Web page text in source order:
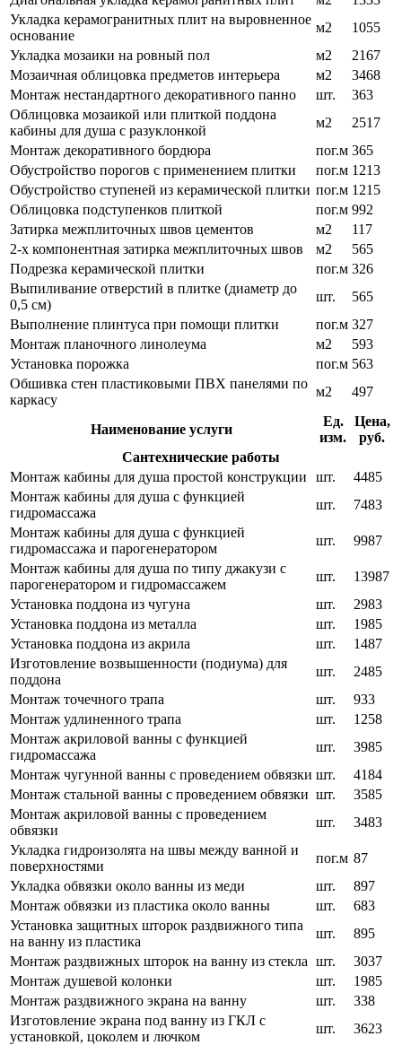
Укладка керамогранитных плит на выровненное
основание
м2
1055
Укладка мозаики на ровный пол
м2
2167
Мозаичная облицовка предметов интерьера
м2
3468
Монтаж нестандартного декоративного панно
шт.
363
Облицовка мозаикой или плиткой поддона
кабины для душа с разуклонкой
м2
2517
Монтаж декоративного бордюра
пог.м 365
Обустройство порогов с применением плитки
пог.м 1213
Обустройство ступеней из керамической плитки пог.м 1215
Облицовка подступенков плиткой
пог.м 992
Затирка межплиточных швов цементов
м2
117
2-х компонентная затирка межплиточных швов
м2
565
Подрезка керамической плитки
пог.м 326
Выпиливание отверстий в плитке (диаметр до
0,5 см)
шт.
565
Выполнение плинтуса при помощи плитки
пог.м 327
Монтаж планочного линолеума
м2
593
Установка порожка
пог.м 563
Обшивка стен пластиковыми ПВХ панелями по
каркасу
м2 497
Наименование услуги
Ед.
изм.
Цена,
руб.
Сантехнические работы
Монтаж кабины для душа простой конструкции
шт.
4485
Монтаж кабины для душа с функцией
гидромассажа
шт.
7483
Монтаж кабины для душа с функцией
гидромассажа и парогенератором
шт.
9987
Монтаж кабины для душа по типу джакузи с
парогенератором и гидромассажем
шт.
13987
Установка поддона из чугуна
шт.
2983
Установка поддона из металла
шт.
1985
Установка поддона из акрила
шт.
1487
Изготовление возвышенности (подиума) для
поддона
шт.
2485
Монтаж точечного трапа
шт.
933
Монтаж удлиненного трапа
шт.
1258
Монтаж акриловой ванны с функцией
гидромассажа
шт.
3985
Монтаж чугунной ванны с проведением обвязки шт.
4184
Монтаж стальной ванны с проведением обвязки шт.
3585
Монтаж акриловой ванны с проведением
обвязки
шт.
3483
Укладка гидроизолята на швы между ванной и
поверхностями
пог.м 87
Укладка обвязки около ванны из меди
шт.
897
Монтаж обвязки из пластика около ванны
шт.
683
Установка защитных шторок раздвижного типа
на ванну из пластика
шт.
895
Монтаж раздвижных шторок на ванну из стекла шт.
3037
Монтаж душевой колонки
шт.
1985
Монтаж раздвижного экрана на ванну
шт.
338
Изготовление экрана под ванну из ГКЛ с
установкой, цоколем и лючком
шт.
3623